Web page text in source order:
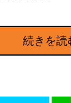
続きを読